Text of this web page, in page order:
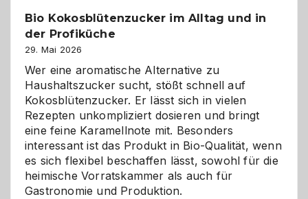
eigenen
Bio Kokosblütenzucker im Alltag und in
der Profiküche
29. Mai 2026
Wer eine aromatische Alternative zu
Haushaltszucker sucht, stößt schnell auf
Kokosblütenzucker. Er lässt sich in vielen
Rezepten unkompliziert dosieren und bringt
eine feine Karamellnote mit. Besonders
interessant ist das Produkt in Bio-Qualität, wenn
es sich flexibel beschaffen lässt, sowohl für die
heimische Vorratskammer als auch für
Gastronomie und Produktion.